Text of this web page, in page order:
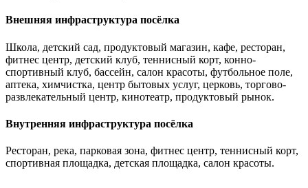
Внешняя инфраструктура посёлка
Школа, детский сад, продуктовый магазин, кафе, ресторан,
фитнес центр, детский клуб, теннисный корт, конно-
спортивный клуб, бассейн, салон красоты, футбольное поле,
аптека, химчистка, центр бытовых услуг, церковь, торгово-
развлекательный центр, кинотеатр, продуктовый рынок.
Внутренняя инфраструктура посёлка
Ресторан, река, парковая зона, фитнес центр, теннисный корт,
спортивная площадка, детская площадка, салон красоты.